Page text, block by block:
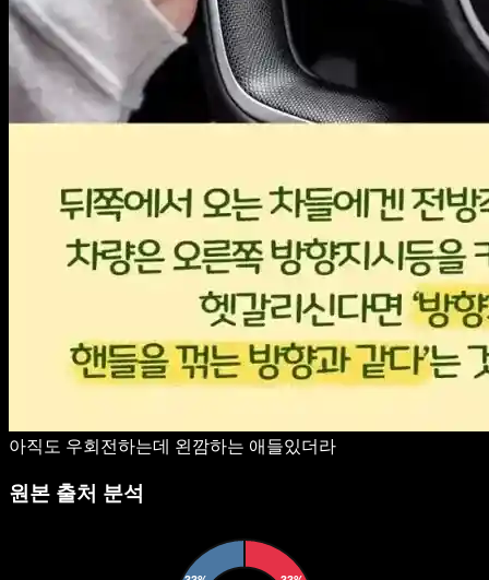
아직도 우회전하는데 왼깜하는 애들있더라
원본 출처 분석